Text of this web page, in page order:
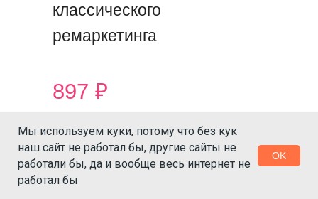
классического
ремаркетинга
897 ₽
цена покупки с
динамических кампаний
look-alike
Мы используем куки, потому что без кук
наш сайт не работал бы, другие сайты не
работали бы, да и вообще весь интернет не
работал бы
OK